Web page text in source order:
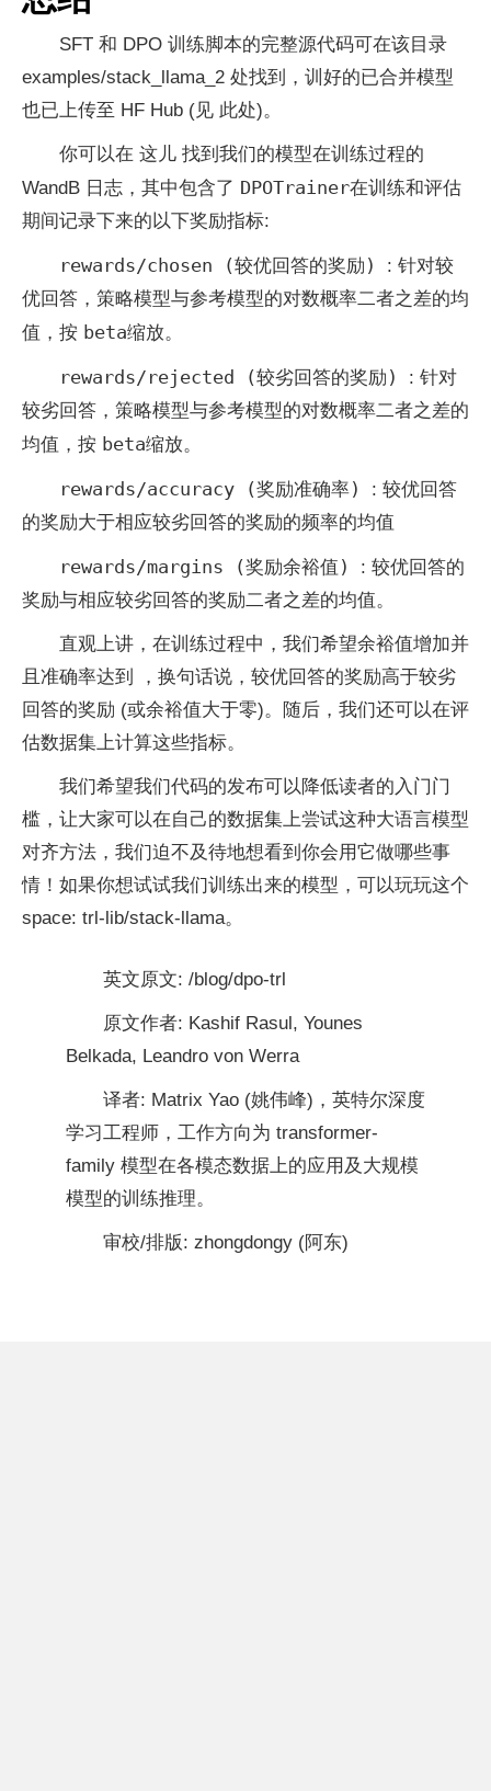
SFT 和 DPO 训练脚本的完整源代码可在该目录
examples/stack_llama_2 处找到，训好的已合并模型
也已上传至 HF Hub (见 此处)。
你可以在 这儿 找到我们的模型在训练过程的
WandB 日志，其中包含了 DPOTrainer在训练和评估
期间记录下来的以下奖励指标:
rewards/chosen (较优回答的奖励) : 针对较
优回答，策略模型与参考模型的对数概率二者之差的均
值，按 beta缩放。
rewards/rejected (较劣回答的奖励) : 针对
较劣回答，策略模型与参考模型的对数概率二者之差的
均值，按 beta缩放。
rewards/accuracy (奖励准确率) : 较优回答
的奖励大于相应较劣回答的奖励的频率的均值
rewards/margins (奖励余裕值) : 较优回答的
奖励与相应较劣回答的奖励二者之差的均值。
直观上讲，在训练过程中，我们希望余裕值增加并
且准确率达到 ，换句话说，较优回答的奖励高于较劣
回答的奖励 (或余裕值大于零)。随后，我们还可以在评
估数据集上计算这些指标。
我们希望我们代码的发布可以降低读者的入门门
槛，让大家可以在自己的数据集上尝试这种大语言模型
对齐方法，我们迫不及待地想看到你会用它做哪些事
情！如果你想试试我们训练出来的模型，可以玩玩这个
space: trl-lib/stack-llama。
英文原文: /blog/dpo-trl
原文作者: Kashif Rasul, Younes
Belkada, Leandro von Werra
译者: Matrix Yao (姚伟峰)，英特尔深度
学习工程师，工作方向为 transformer-
family 模型在各模态数据上的应用及大规模
模型的训练推理。
审校/排版: zhongdongy (阿东)